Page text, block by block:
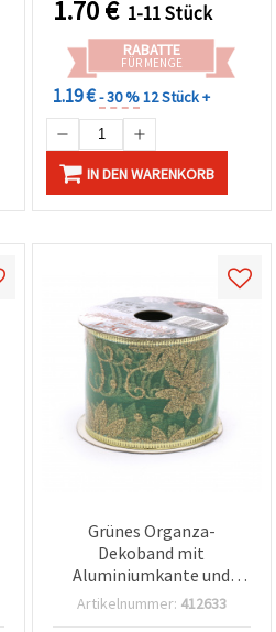
breit, 2,7 m Rolle – für
Kränze,
Geschenkverpackungen &
Weihnachtsbasteln
1.70€ 1-11 Stück
RABATTE
FÜR MENGE
1.19 €- 30 %12 Stück +
IN DEN WARENKORB
Grünes Organza-
Dekoband mit
Aluminiumkante und
goldfarbenem
Artikelnummer: 412633